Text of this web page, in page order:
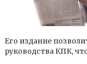
Его издание
руководства КПК,